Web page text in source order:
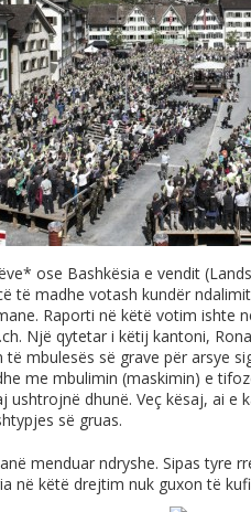
ose Bashkësia e vendit
të madhe votash kundër
Raporti në këtë votim ishte
. Një qytetar i këtij kantoni,
të mbulesës së grave për arsye
me mbulimin (maskimin) e
ushtrojnë dhunë. Veç kësaj, ai e
së gruas.
menduar ndryshe. Sipas tyre
në këtë drejtim nuk guxon të